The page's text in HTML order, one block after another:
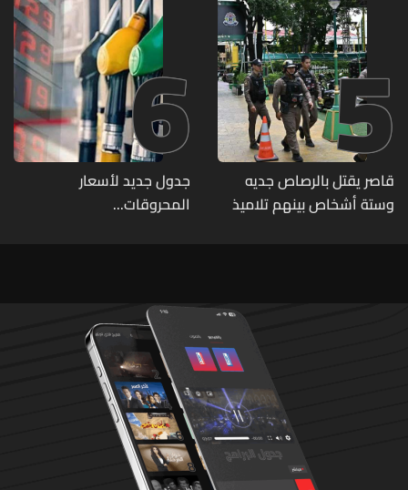
5
قاصر يقتل بالرصاص جديه
وستة أشخاص بينهم تلاميذ
6
جدول جديد لأسعار
المحروقات...